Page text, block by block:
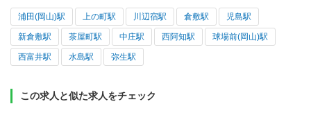
浦田(岡山)駅 上の町駅 川辺宿駅 倉敷駅 児島駅
新倉敷駅 茶屋町駅 中庄駅 西阿知駅 球場前(岡山)駅
西富井駅 水島駅 弥生駅
この求人と似た求人をチェック